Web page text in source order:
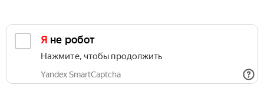
Я не робот
Нажмите, чтобы продолжить
Yandex SmartCaptcha